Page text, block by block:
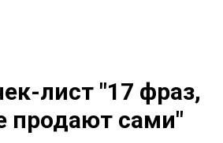
лист "17 фраз,
продают сами"